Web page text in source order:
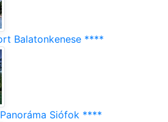
Balatonkenese ****
Siófok ****